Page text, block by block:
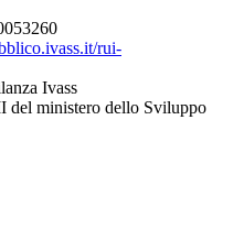
rui-
Ivass
del ministero dello Sviluppo